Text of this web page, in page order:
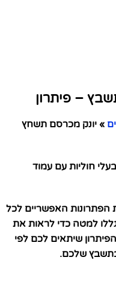
– פיתרון
» יונק מכרסם תשחץ
חוליות עם עמוד
הפתרונות האפשריים לכל
למטה כדי לראות את
שיתאים לכם לפי
שלכם.